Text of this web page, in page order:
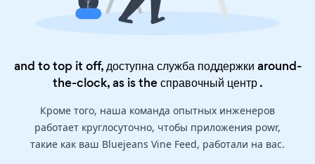
and to top it off, доступна служба поддержки around-
the-clock, as is theсправочный центр.
Кроме того, наша команда опытных инженеров
работает круглосуточно, чтобы приложения powr,
такие как ваш Bluejeans Vine Feed, работали на вас.